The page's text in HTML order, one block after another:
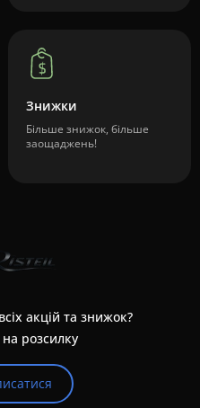
Знижки
Більше знижок, більше
заощаджень!
акцій та знижок?
розсилку